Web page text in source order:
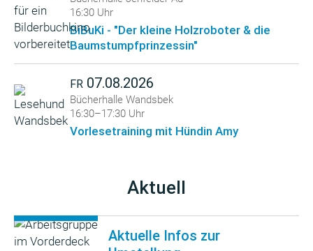
16:30 Uhr
BiBuKi - "Der kleine Holzroboter & die
Baumstumpfprinzessin"
FR 07.08.2026
Bücherhalle Wandsbek
16:30–17:30 Uhr
Vorlesetraining mit Hündin Amy
Aktuell
Aktuelle Infos zur